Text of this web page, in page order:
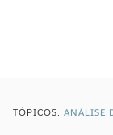
TÓPICOS: ANÁLISE